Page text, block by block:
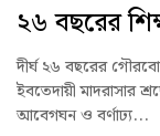
২৬ বছরের
দীর্ঘ ২৬ বছরের
ইবতেদায়ী মাদরাসার
আবেগঘন ও বর্ণাঢ্য...